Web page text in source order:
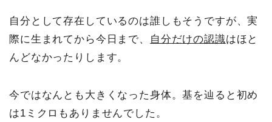
自分として存在しているのは誰しもそうですが、実
際に生まれてから今日まで、
自分だけの認識はほと
んどなかったりします。
今ではなんとも大きくなった身体。基を辿ると初め
は1ミクロもありませんでした。